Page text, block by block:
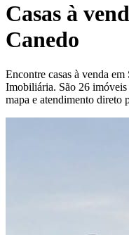
Casas à
Canedo
Encontre casas à venda
Imobiliária. São 26
mapa e atendimento direto